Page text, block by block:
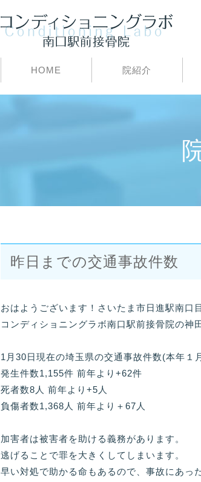
HOME 院紹介
昨日までの交通事故件数
おはようございます！さいたま市日進駅南口
コンディショニングラボ南口駅前接骨院の神
1月30日現在の埼玉県の交通事故件数(本年１
発生件数1,155件 前年より+62件
死者数8人 前年より+5人
負傷者数1,368人 前年より＋67人
加害者は被害者を助ける義務があります。
逃げることで罪を大きくしてしまいます。
早い対処で助かる命もあるので、事故にあっ